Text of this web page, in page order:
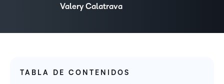
Valery Calatrava
TABLA DE CONTENIDOS